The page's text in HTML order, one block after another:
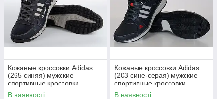
Кожаные кроссовки Adidas
(265 синяя) мужские
спортивные кроссовки
шкіряні чоловічі 42
В наявності
Кожаные кроссовки Adidas
(203 сине-серая) мужские
спортивные кроссовки
шкіряні чоловічі
В наявності